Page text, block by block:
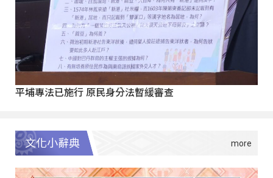
平埔專法已施行 原民身分法暫緩審查
文化小辭典